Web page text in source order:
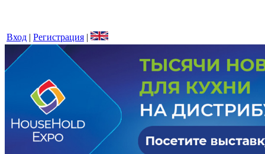
Вход | Регистрация |